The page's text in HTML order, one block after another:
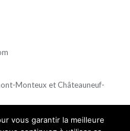
Monteux et Châteauneuf-
vous garantir la meilleure